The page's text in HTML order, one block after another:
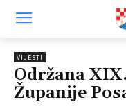
VIJESTI
Održana
Županije